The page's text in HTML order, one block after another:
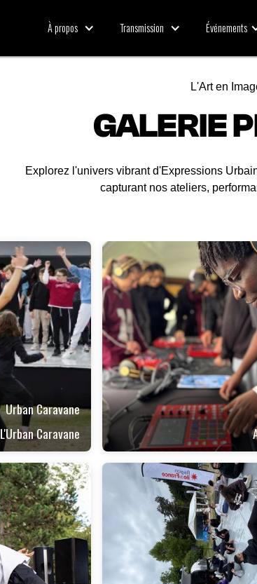
À propos Transmission Événements
L'Art en
GALERIE
Explorez l'univers vibrant d'Expressions
capturant nos ateliers,
Urban Caravane
L'Urban Caravane